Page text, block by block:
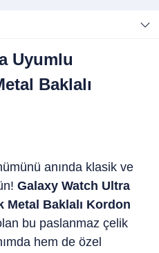
Uyumlu
Baklalı
anında klasik ve
Galaxy Watch Ultra
Metal Baklalı Kordon
bu paslanmaz çelik
hem de özel